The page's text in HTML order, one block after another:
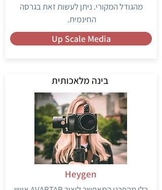
מהגודל המקורי. ניתן לעשות זאת בגרסה
החינמית.
Up Scale Media
בינה מלאכותית
Heygen